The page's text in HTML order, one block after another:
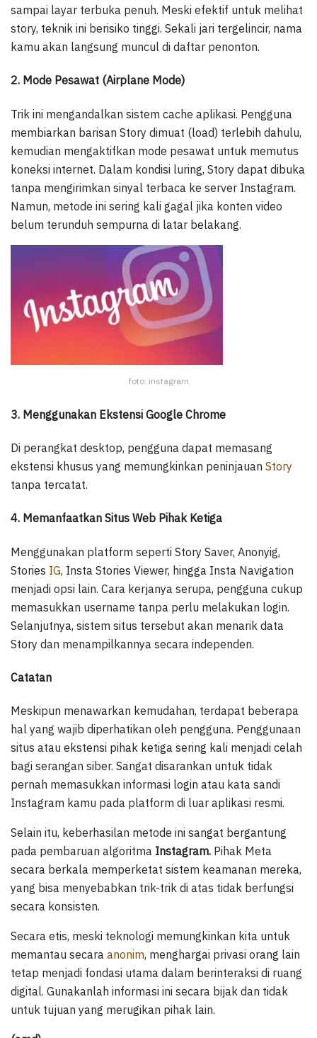
sampai layar terbuka penuh. Meski efektif untuk melihat
story, teknik ini berisiko tinggi. Sekali jari tergelincir, nama
kamu akan langsung muncul di daftar penonton.
2. Mode Pesawat (Airplane Mode)
Trik ini mengandalkan sistem cache aplikasi. Pengguna
membiarkan barisan Story dimuat (load) terlebih dahulu,
kemudian mengaktifkan mode pesawat untuk memutus
koneksi internet. Dalam kondisi luring, Story dapat dibuka
tanpa mengirimkan sinyal terbaca ke server Instagram.
Namun, metode ini sering kali gagal jika konten video
belum terunduh sempurna di latar belakang.
foto: instagram
3. Menggunakan Ekstensi Google Chrome
Di perangkat desktop, pengguna dapat memasang
ekstensi khusus yang memungkinkan peninjauan Story
tanpa tercatat.
4. Memanfaatkan Situs Web Pihak Ketiga
Menggunakan platform seperti Story Saver, Anonyig,
Stories IG, Insta Stories Viewer, hingga Insta Navigation
menjadi opsi lain. Cara kerjanya serupa, pengguna cukup
memasukkan username tanpa perlu melakukan login.
Selanjutnya, sistem situs tersebut akan menarik data
Story dan menampilkannya secara independen.
Catatan
Meskipun menawarkan kemudahan, terdapat beberapa
hal yang wajib diperhatikan oleh pengguna. Penggunaan
situs atau ekstensi pihak ketiga sering kali menjadi celah
bagi serangan siber. Sangat disarankan untuk tidak
pernah memasukkan informasi login atau kata sandi
Instagram kamu pada platform di luar aplikasi resmi.
Selain itu, keberhasilan metode ini sangat bergantung
pada pembaruan algoritma Instagram. Pihak Meta
secara berkala memperketat sistem keamanan mereka,
yang bisa menyebabkan trik-trik di atas tidak berfungsi
secara konsisten.
Secara etis, meski teknologi memungkinkan kita untuk
memantau secara anonim, menghargai privasi orang lain
tetap menjadi fondasi utama dalam berinteraksi di ruang
digital. Gunakanlah informasi ini secara bijak dan tidak
untuk tujuan yang merugikan pihak lain.